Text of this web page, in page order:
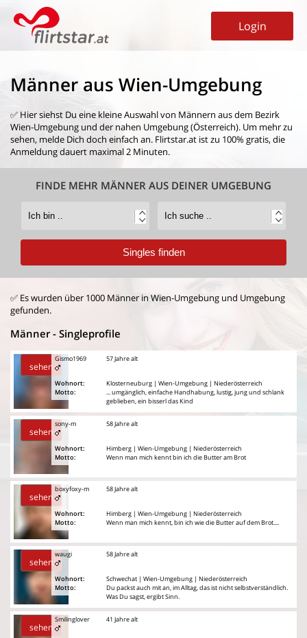
Login
Männer aus Wien-Umgebung
✅ Hier siehst Du eine kleine Auswahl von Männern aus dem Bezirk
Wien-Umgebung und der nahen Umgebung (Österreich). Um mehr zu
sehen, melde Dich doch einfach an. Flirtstar.at ist zu 100% gratis, die
Anmeldung dauert maximal 2 Minuten.
FINDE MEHR MÄNNER AUS DEINER UMGEBUNG
✅ Es wurden über 1000 Männer in Wien-Umgebung und Umgebung
gefunden.
Männer - Singleprofile
sehen
Gismo1969
Wohnort:
Motto:
57 Jahre alt
Klosterneuburg | Wien-Umgebung | Niederösterreich
... umgänglich, einfache Handhabung, lustig, jung und schlank
geblieben, ein bisserl das Kind
sehen
sony-m
Wohnort:
Motto:
58 Jahre alt
Himberg | Wien-Umgebung | Niederösterreich
Wenn man mich kennt bin ich die Butter am Brot
sehen
boxyfoxy-m
Wohnort:
Motto:
58 Jahre alt
Himberg | Wien-Umgebung | Niederösterreich
Wenn man mich kennt, bin ich wie die Butter auf dem Brot....
sehen
waugi
Wohnort:
Motto:
58 Jahre alt
Schwechat | Wien-Umgebung | Niederösterreich
Du packst auch mit an, im Alltag, das ist nicht selbstverständlich.
Was Du sagst, ergibt Sinn.
sehen
Smilinglover 41 Jahre alt